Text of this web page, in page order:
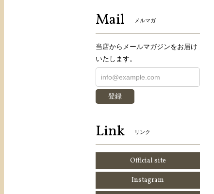
Mail メルマガ
当店からメールマガジンをお届け
いたします。
登録
Link リンク
Official site
Instagram